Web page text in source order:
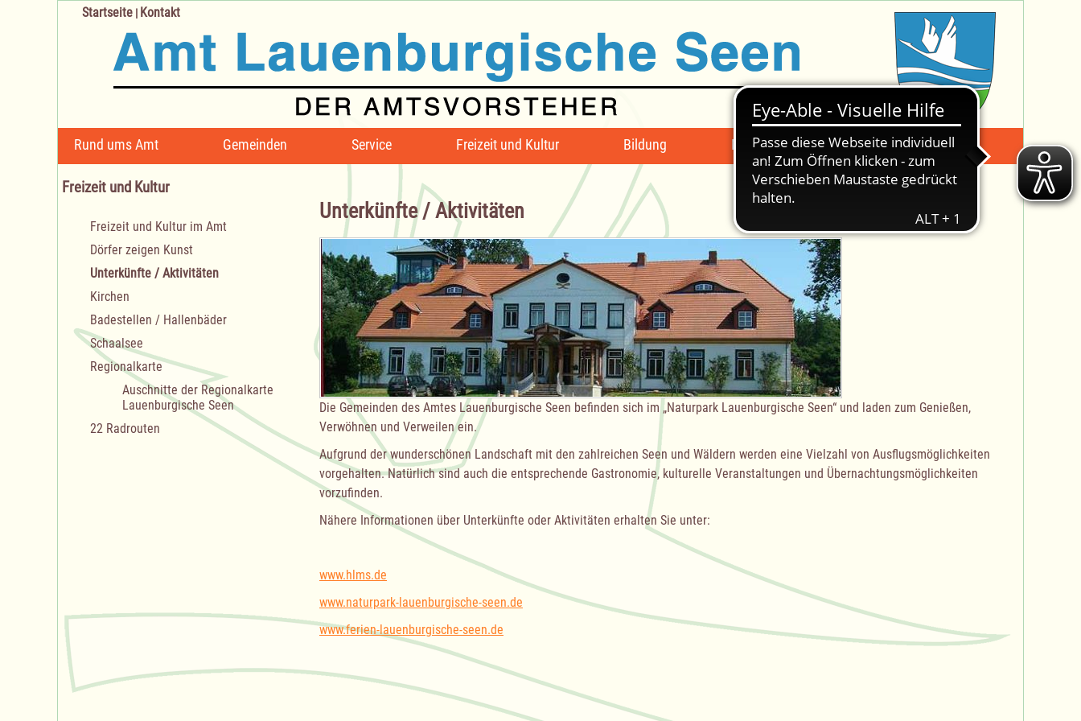
Navigation
überspringen
Rund ums Amt Gemeinden Service Freizeit und Kultur Bildung Mängelmeldung Suche -
Startseite | Kontakt
Unterkünfte / Aktivitäten
Die Gemeinden des Amtes Lauenburgische Seen befinden sich im „Naturpark Lauenburgische Seen“ und laden zum Genießen,
Verwöhnen und Verweilen ein.
Aufgrund der wunderschönen Landschaft mit den zahlreichen Seen und Wäldern werden eine Vielzahl von Ausflugsmöglichkeiten
vorgehalten. Natürlich sind auch die entsprechende Gastronomie, kulturelle Veranstaltungen und Übernachtungsmöglichkeiten
vorzufinden.
Nähere Informationen über Unterkünfte oder Aktivitäten erhalten Sie unter:
www.hlms.de
www.naturpark-lauenburgische-seen.de
www.ferien-lauenburgische-seen.de
Freizeit und Kultur
Navigation
überspringen
Freizeit und Kultur im Amt
Dörfer zeigen Kunst
Unterkünfte / Aktivitäten
Kirchen
Badestellen / Hallenbäder
Schaalsee
Regionalkarte
Auschnitte der Regionalkarte
Lauenburgische Seen
22 Radrouten